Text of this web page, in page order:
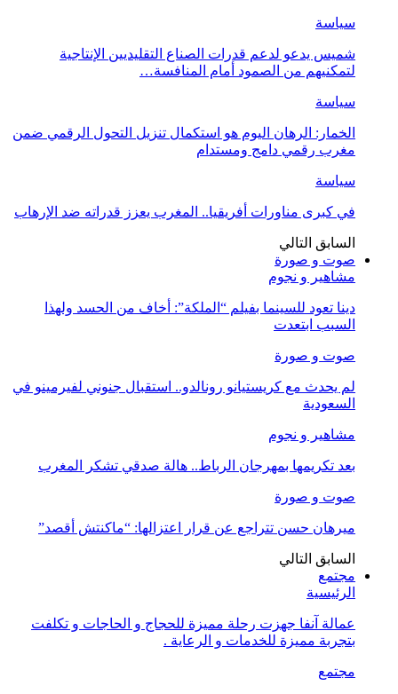
سياسة
شميس يدعو لدعم قدرات الصناع التقليديين الإنتاجية
لتمكنيهم من الصمود أمام المنافسة…
سياسة
الخمار: الرهان اليوم هو استكمال تنزيل التحول الرقمي ضمن
مغرب رقمي دامج ومستدام
سياسة
في كبرى مناورات أفريقيا.. المغرب يعزز قدراته ضد الإرهاب
السابق التالي
صوت و صورة
مشاهير و نجوم
دينا تعود للسينما بفيلم “الملكة”: أخاف من الحسد ولهذا
السبب ابتعدت
صوت و صورة
لم يحدث مع كريستيانو رونالدو.. استقبال جنوني لفيرمينو في
السعودية
مشاهير و نجوم
بعد تكريمها بمهرجان الرباط.. هالة صدقي تشكر المغرب
صوت و صورة
ميرهان حسن تتراجع عن قرار اعتزالها: “ماكنتش أقصد”
السابق التالي
مجتمع
الرئيسية
عمالة آنفا جهزت رحلة مميزة للحجاج و الحاجات و تكلفت
بتجربة مميزة للخدمات و الرعاية .
مجتمع